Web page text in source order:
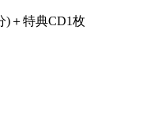
)＋特典CD1枚